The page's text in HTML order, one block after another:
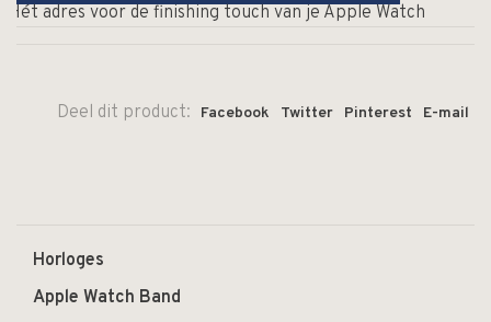
Hét adres voor de finishing touch van je Apple Watch
Deel dit product: Facebook Twitter Pinterest E-mail
Horloges
Apple Watch Band